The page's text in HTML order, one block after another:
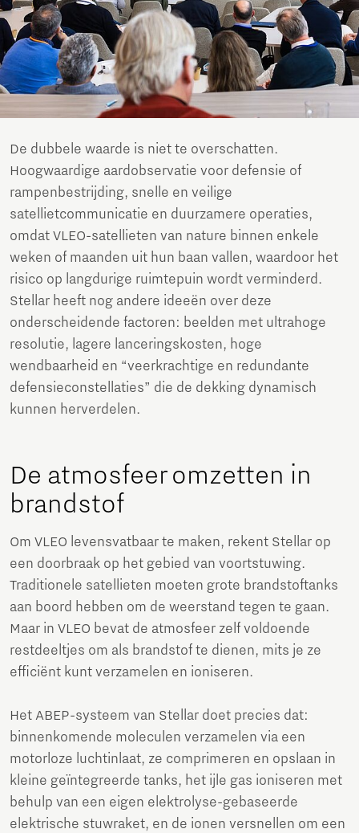
De dubbele waarde is niet te overschatten.
Hoogwaardige aardobservatie voor defensie of
rampenbestrijding, snelle en veilige
satellietcommunicatie en duurzamere operaties,
omdat VLEO-satellieten van nature binnen enkele
weken of maanden uit hun baan vallen, waardoor het
risico op langdurige ruimtepuin wordt verminderd.
Stellar heeft nog andere ideeën over deze
onderscheidende factoren: beelden met ultrahoge
resolutie, lagere lanceringskosten, hoge
wendbaarheid en “veerkrachtige en redundante
defensieconstellaties” die de dekking dynamisch
kunnen herverdelen.
De atmosfeer omzetten in
brandstof
Om VLEO levensvatbaar te maken, rekent Stellar op
een doorbraak op het gebied van voortstuwing.
Traditionele satellieten moeten grote brandstoftanks
aan boord hebben om de weerstand tegen te gaan.
Maar in VLEO bevat de atmosfeer zelf voldoende
restdeeltjes om als brandstof te dienen, mits je ze
efficiënt kunt verzamelen en ioniseren.
Het ABEP-systeem van Stellar doet precies dat:
binnenkomende moleculen verzamelen via een
motorloze luchtinlaat, ze comprimeren en opslaan in
kleine geïntegreerde tanks, het ijle gas ioniseren met
behulp van een eigen elektrolyse-gebaseerde
elektrische stuwraket, en de ionen versnellen om een